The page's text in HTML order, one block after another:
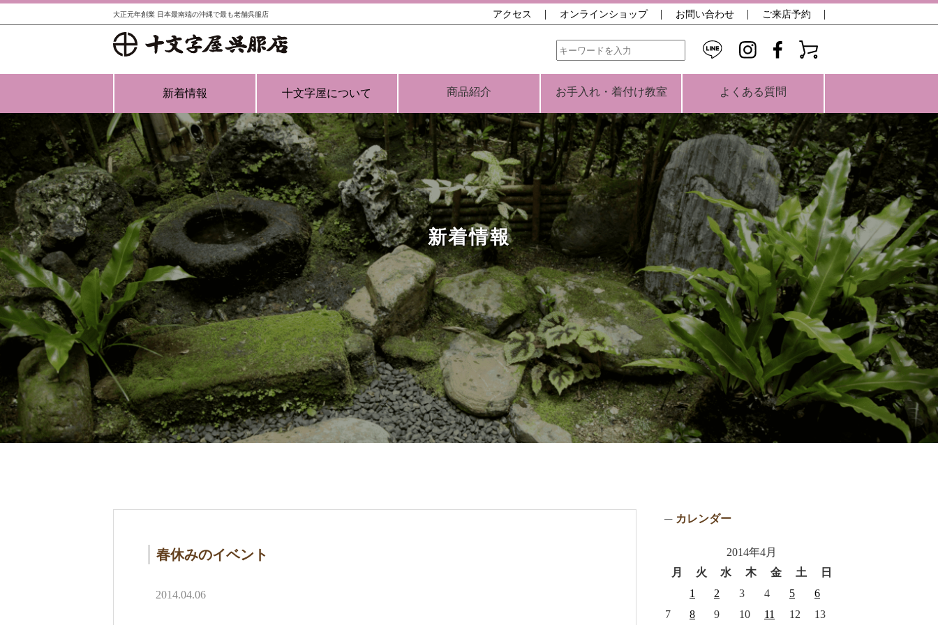
大正元年創業 日本最南端の沖縄で最も老舗呉服店 アクセス オンラインショップ お問い合わせ ご来店予約
新着情報 十文字屋について 商品紹介 お手入れ・着付け教室 よくある質問
新着情報
春休みのイベント
2014.04.06
カレンダー
2014年4月
月
火 水 木 金 土
日
1
2 3 4 5
6
7
8 9 10 11 12 13